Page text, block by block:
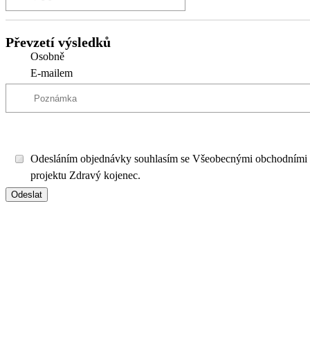
Převzetí výsledků
Osobně
E-mailem
Odesláním objednávky souhlasím se Všeobecnými
projektu Zdravý kojenec.